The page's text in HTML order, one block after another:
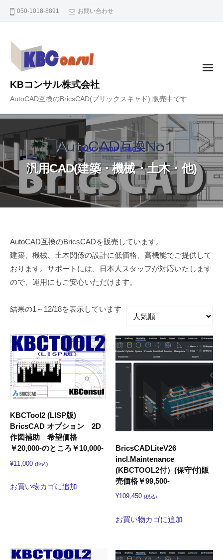
ッ
050-1018-8891 お問い合わせ
KBコンサル株式会社
AutoCAD互換のBricsCAD(ブリックスキャド) 販売中です
メ
KBC SHOP BRICS
汎用CAD(建築・機械・土木・他)
汎
用
CAD(建
機
械・
土
木・
他)
年
10
月
日
kbconsul
AutoCAD互換のBricsCADを販売しています。
建築、機械、土木関係の設計に低価格、高機能でご提供して
おります。サポートには、日本人スタッフが対応いたします
ので、運用にもご安心いただけます。
結果の1～12/18を表示しています 人
順
KBCTool2 (LISP版)
BricsCAD オプション 2D
作図補助 希望価格
￥20,000-のところ￥10,000-
¥11,000 (税込)
お買い物カゴに追加
BricsCADLiteV26
incl.Maintenance
(KBCTOOL2付）(保守付)販
売価格￥99,500-
¥109,450 (税込)
お買い物カゴに追加